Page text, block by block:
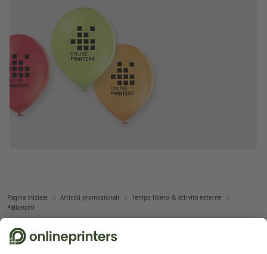
Pagina iniziale Articoli promozionali
Tempo libero & attività esterne
Palloncini
Abbonati alla newsletter e assicurati un buono sconto del